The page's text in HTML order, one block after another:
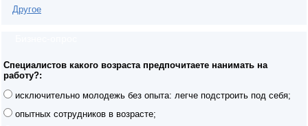
Другое
Специалистов какого возраста предпочитаете нанимать на
работу?:
исключительно молодежь без опыта: легче подстроить под себя;
опытных сотрудников в возрасте;